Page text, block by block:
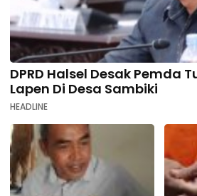
DPRD Halsel Desak Pemda
Lapen Di Desa Sambiki
HEADLINE